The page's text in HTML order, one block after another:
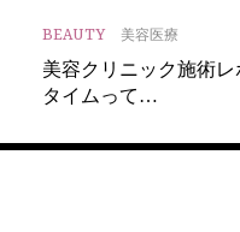
BEAUTY 美容医療
美容クリニック施術
タイムって…